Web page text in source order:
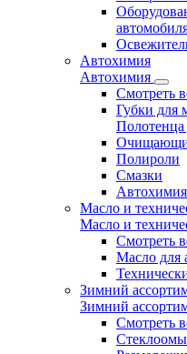
Автохимия
Автохимия
Смотреть
Губки для
Полотенца
Полироли
Смазки
Масло и
Масло и
Смотреть
Масло для
Зимний
Зимний
Смотреть